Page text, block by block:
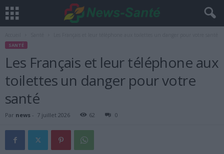
SANTÉ
Les Français et leur téléphone aux
toilettes un danger pour votre
santé
Par news - 7 juillet 2026 62 0